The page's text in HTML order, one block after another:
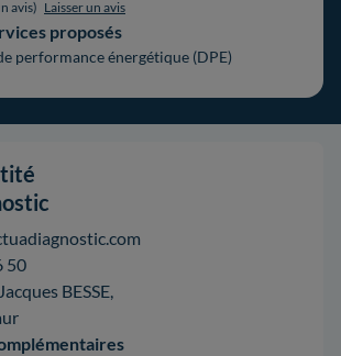
avis) Laisser un avis
proposés
performance énergétique (DPE)
50
BESSE,